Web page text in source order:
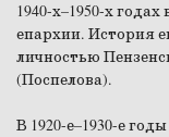
1940-х–1950-х
епархии. История
личностью
(Поспелова).
В 1920-е–1930-е